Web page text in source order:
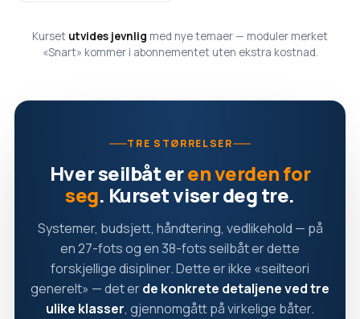
Kurset utvides jevnlig med nye temaer — moduler merket
«Snart» kommer i abonnementet uten ekstra kostnad.
TRE STØRRELSER
Hver seilbåt eren verden for
seg. Kurset viser deg tre.
Systemer, budsjett, håndtering, vedlikehold — på
en 27-fots og en 38-fots seilbåt er dette
forskjellige disipliner. Dette er ikke «seilteori
generelt» — det erde konkrete detaljene ved tre
ulike klasser, gjennomgått på virkelige båter.